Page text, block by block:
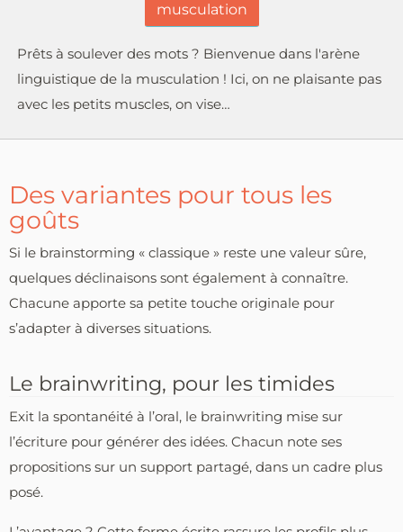
musculation
Prêts à soulever des mots ? Bienvenue dans l'arène
linguistique de la musculation ! Ici, on ne plaisante pas
avec les petits muscles, on vise…
Des variantes pour tous les
goûts
Si le brainstorming « classique » reste une valeur sûre,
quelques déclinaisons sont également à connaître.
Chacune apporte sa petite touche originale pour
s’adapter à diverses situations.
Le brainwriting, pour les timides
Exit la spontanéité à l’oral, le brainwriting mise sur
l’écriture pour générer des idées. Chacun note ses
propositions sur un support partagé, dans un cadre plus
posé.